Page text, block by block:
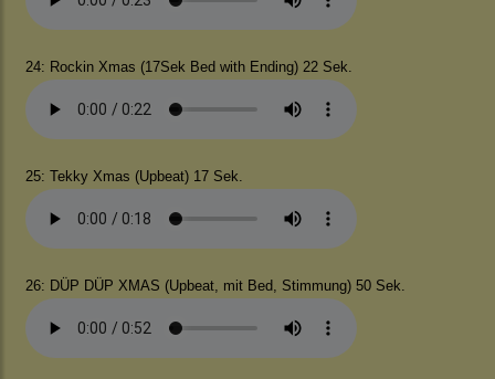
24: Rockin Xmas (17Sek Bed with Ending) 22 Sek.
25: Tekky Xmas (Upbeat) 17 Sek.
26: DÜP DÜP XMAS (Upbeat, mit Bed, Stimmung) 50 Sek.